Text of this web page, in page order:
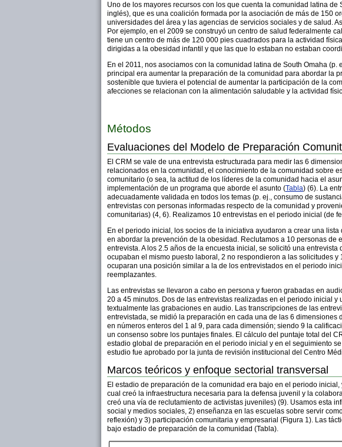
Uno de los mayores recursos con los que cuenta la comunidad latina
inglés), que es una coalición formada por la asociación de más de 150
universidades del área y las agencias de servicios sociales y de salud.
Por ejemplo, en el 2009 se construyó un centro de salud federalmente
tiene un centro de más de 120 000 pies cuadrados para la actividad
dirigidas a la obesidad infantil y que las que lo estaban no estaban
En el 2011, nos asociamos con la comunidad latina de South Omaha
principal era aumentar la preparación de la comunidad para abordar la
sostenible que tuviera el potencial de aumentar la participación de la
afecciones se relacionan con la alimentación saludable y la actividad
Métodos
Evaluaciones del Modelo de Preparación
El CRM se vale de una entrevista estructurada para medir las 6
relacionados en la comunidad, el conocimiento de la comunidad sobre
comunitario (o sea, la actitud de los líderes de la comunidad hacia el
implementación de un programa que aborde el asunto (Tabla) (6). La
adecuadamente validada en todos los temas (p. ej., consumo de
entrevistas con personas informadas respecto de la comunidad y
comunitarias) (4, 6). Realizamos 10 entrevistas en el periodo inicial (de
En el periodo inicial, los socios de la iniciativa ayudaron a crear una
en abordar la prevención de la obesidad. Reclutamos a 10 personas
entrevista. A los 2.5 años de la encuesta inicial, se solicitó una
ocupaban el mismo puesto laboral, 2 no respondieron a las solicitudes
ocuparan una posición similar a la de los entrevistados en el periodo
reemplazantes.
Las entrevistas se llevaron a cabo en persona y fueron grabadas en
20 a 45 minutos. Dos de las entrevistas realizadas en el periodo inicial
textualmente las grabaciones en audio. Las transcripciones de las
entrevistada, se midió la preparación en cada una de las 6
en números enteros del 1 al 9, para cada dimensión; siendo 9 la
un consenso sobre los puntajes finales. El cálculo del puntaje total del
estadio global de preparación en el periodo inicial y en el seguimiento
estudio fue aprobado por la junta de revisión institucional del Centro
Marcos teóricos y enfoque sectorial transversal
El estadio de preparación de la comunidad era bajo en el periodo
cual creó la infraestructura necesaria para la defensa juvenil y la
creó una vía de reclutamiento de activistas juveniles) (9). Usamos esta
social y medios sociales, 2) enseñanza en las escuelas sobre servir
reflexión) y 3) participación comunitaria y empresarial (Figura 1). Las
bajo estadio de preparación de la comunidad (Tabla).